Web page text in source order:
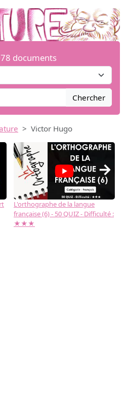
documents
Chercher
Victor Hugo
L'orthographe de la langue
française (6) - 50 QUIZ - Difficulté :
★★★
→